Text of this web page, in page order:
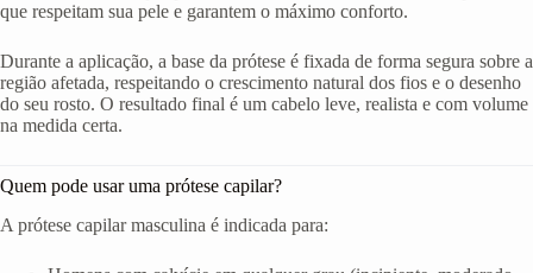
que respeitam sua pele e garantem o máximo conforto.
Durante a aplicação, a base da prótese é fixada de forma segura sobre a
região afetada, respeitando o crescimento natural dos fios e o desenho
do seu rosto. O resultado final é um cabelo leve, realista e com volume
na medida certa.
Quem pode usar uma prótese capilar?
A prótese capilar masculina é indicada para: